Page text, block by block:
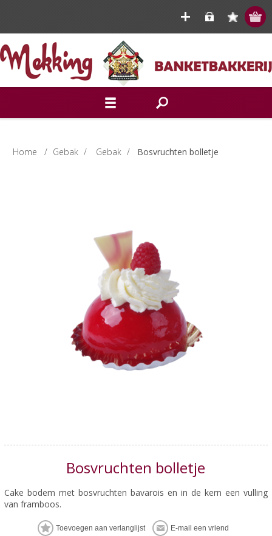
Home / Gebak / Gebak / Bosvruchten bolletje
Bosvruchten bolletje
Cake bodem met bosvruchten bavarois en in de kern een vulling
van framboos.